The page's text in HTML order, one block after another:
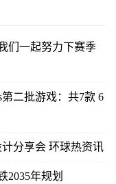
们一起努力下赛季
第二批游戏：共7款 6
签” 原创作品设计分享会 环球热资讯
2035年规划